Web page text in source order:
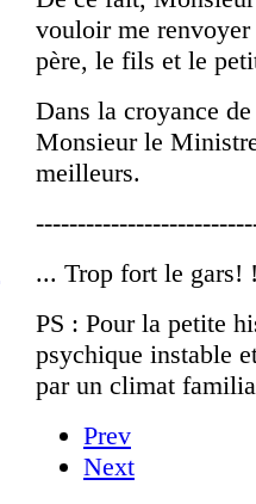
vouloir me
père, le fils et le
Dans la croyance
Monsieur le
meilleurs.
... Trop fort le gars!
PS : Pour la petite
psychique instable
par un climat
Prev
Next